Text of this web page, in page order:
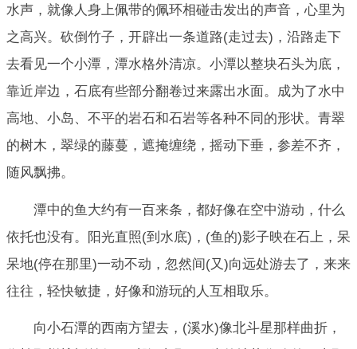
水声，就像人身上佩带的佩环相碰击发出的声音，心里为
之高兴。砍倒竹子，开辟出一条道路(走过去)，沿路走下
去看见一个小潭，潭水格外清凉。小潭以整块石头为底，
靠近岸边，石底有些部分翻卷过来露出水面。成为了水中
高地、小岛、不平的岩石和石岩等各种不同的形状。青翠
的树木，翠绿的藤蔓，遮掩缠绕，摇动下垂，参差不齐，
随风飘拂。
潭中的鱼大约有一百来条，都好像在空中游动，什么
依托也没有。阳光直照(到水底)，(鱼的)影子映在石上，呆
呆地(停在那里)一动不动，忽然间(又)向远处游去了，来来
往往，轻快敏捷，好像和游玩的人互相取乐。
向小石潭的西南方望去，(溪水)像北斗星那样曲折，